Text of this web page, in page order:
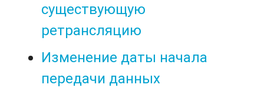
существующую
ретрансляцию
Изменение даты начала
передачи данных